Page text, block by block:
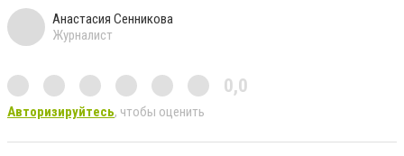
Анастасия Сенникова
Журналист
0,0
Авторизируйтесь, чтобы оценить